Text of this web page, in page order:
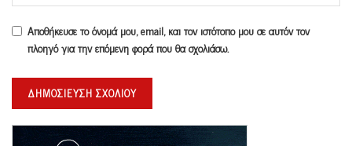
Αποθήκευσε το όνομά μου, email, και τον ιστότοπο μου σε αυτόν τον
πλοηγό για την επόμενη φορά που θα σχολιάσω.